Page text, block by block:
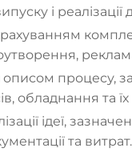
і реалізації
процесу,
обладнання та
ідеї,
та